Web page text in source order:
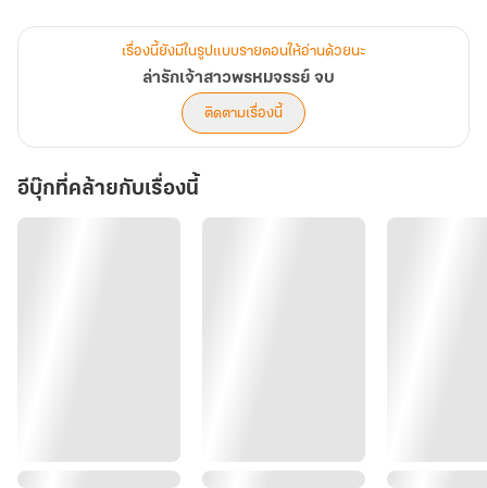
เท้าด้านที่เจ็บไปกับพื้น ทำให้ร่างเซ ชีวินรีบถลาไปรับเธอเอาไว้ แต่เขาก็
เสียหลักล้มทับเธออย่างไม่ตั้งใจ
ชีวินทาบทับร่างน้อย ใบหน้าฟุบลงกับทรวงอกอวบอิ่มแบบไม่ได้ตั้งใจ เธอ
กรีดร้องดันศีรษะของเขาออกห่าง หน้าแดงก่ำลามไปถึงใบหู
“ขอโทษครับ”
เขาผละออกห่าง มองเธอตาปริบๆ วรัญญามองตามสายตาของเขา ก็เห็น
ว่าเขาก้มมองอกอวบอิ่มเปลือยเปล่าของเธออยู่
เรื่องนี้ยังมีในรูปแบบรายตอนให้อ่านด้วยนะ
ล่ารักเจ้าสาวพรหมจรรย์ จบ
ติดตามเรื่องนี้
อีบุ๊กที่คล้ายกับเรื่องนี้